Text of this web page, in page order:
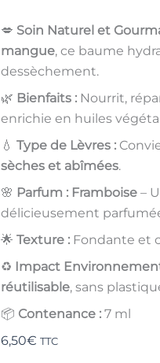
💋 Soin Naturel et
mangue, ce baume
dessèchement.
🌿 Bienfaits : Nourrit,
enrichie en huiles
💧Type de Lèvres :
sèches et abîmées.
🌸 Parfum : Framboise –
délicieusement
🌟Texture : Fondante et
♻️ Impact
réutilisable, sans
📦 Contenance : 7 ml
6,50€ TTC